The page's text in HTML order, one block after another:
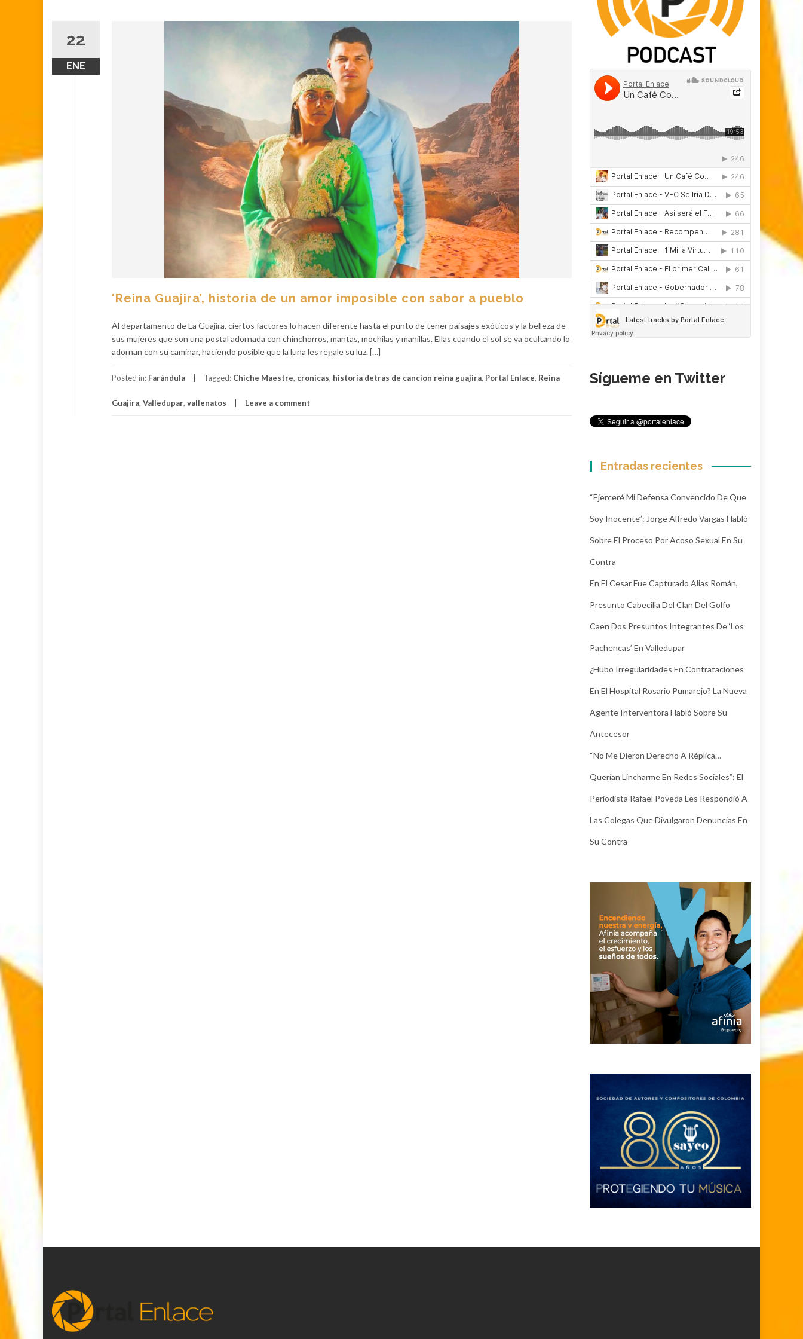
22
ENE
‘Reina Guajira’, historia de un amor imposible con sabor a pueblo
Al departamento de La Guajira, ciertos factores lo hacen diferente hasta el punto de tener paisajes exóticos y la belleza de
sus mujeres que son una postal adornada con chinchorros, mantas, mochilas y manillas. Ellas cuando el sol se va ocultando lo
adornan con su caminar, haciendo posible que la luna les regale su luz. […]
Posted in: Farándula Tagged: Chiche Maestre, cronicas, historia detras de cancion reina guajira, Portal Enlace, Reina
Guajira, Valledupar, vallenatos Leave a comment
Sígueme en Twitter
Entradas recientes
“Ejerceré Mi Defensa Convencido De Que
Soy Inocente”: Jorge Alfredo Vargas Habló
Sobre El Proceso Por Acoso Sexual En Su
Contra
En El Cesar Fue Capturado Alias Román,
Presunto Cabecilla Del Clan Del Golfo
Caen Dos Presuntos Integrantes De ‘Los
Pachencas’ En Valledupar
¿Hubo Irregularidades En Contrataciones
En El Hospital Rosario Pumarejo? La Nueva
Agente Interventora Habló Sobre Su
Antecesor
“No Me Dieron Derecho A Réplica…
Querían Lincharme En Redes Sociales”: El
Periodista Rafael Poveda Les Respondió A
Las Colegas Que Divulgaron Denuncias En
Su Contra